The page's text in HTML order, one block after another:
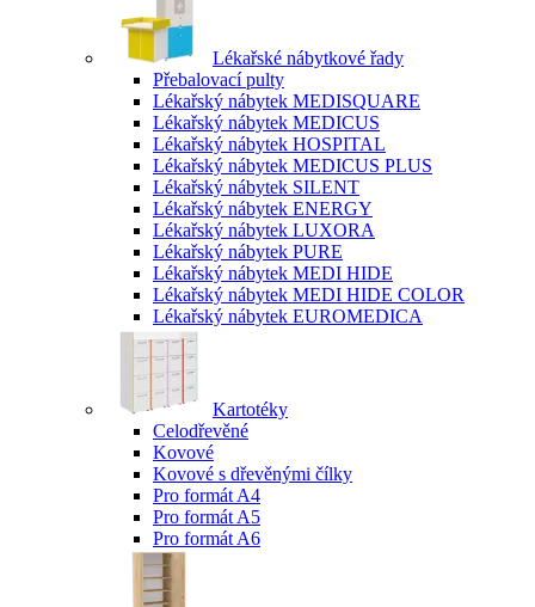
Lékařské nábytkové řady
Přebalovací pulty
Lékařský nábytek MEDISQUARE
Lékařský nábytek MEDICUS
Lékařský nábytek HOSPITAL
Lékařský nábytek MEDICUS PLUS
Lékařský nábytek SILENT
Lékařský nábytek ENERGY
Lékařský nábytek LUXORA
Lékařský nábytek PURE
Lékařský nábytek MEDI HIDE
Lékařský nábytek MEDI HIDE COLOR
Lékařský nábytek EUROMEDICA
Kartotéky
Celodřevěné
Kovové
Kovové s dřevěnými čílky
Pro formát A4
Pro formát A5
Pro formát A6